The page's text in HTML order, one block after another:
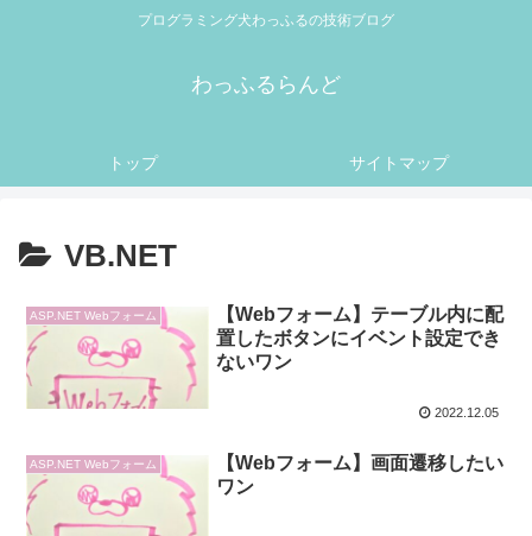
プログラミング犬わっふるの技術ブログ
わっふるらんど
トップ サイトマップ
VB.NET
ASP.NET Webフォーム
【Webフォーム】テーブル内に配
置したボタンにイベント設定でき
ないワン
2022.12.05
ASP.NET Webフォーム
【Webフォーム】画面遷移したい
ワン